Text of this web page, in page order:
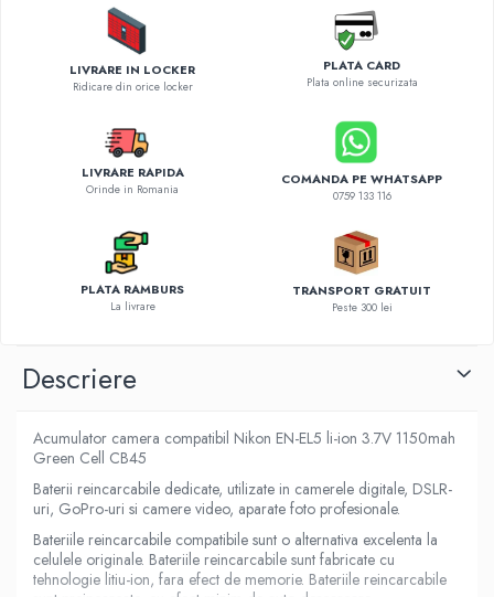
Accesorii auto
Roboti pornire
Carcase protectie NOCO BOOST
Invertoare Auto
Incarcator masina electrica
Aparate de spalat cu presiune
LIVRARE IN LOCKER
Ridicare din orice locker
PLATA CARD
Plata online securizata
LIVRARE RAPIDA
Orinde in Romania
COMANDA PE WHATSAPP
0759 133 116
PLATA RAMBURS
La livrare
TRANSPORT GRATUIT
Peste 300 lei
Descriere
Acumulator camera compatibil Nikon EN-EL5 li-ion 3.7V 1150mah
Green Cell CB45
Baterii reincarcabile dedicate, utilizate in camerele digitale, DSLR-
uri, GoPro-uri si camere video, aparate foto profesionale.
Bateriile reincarcabile compatibile sunt o alternativa excelenta la
celulele originale. Bateriile reincarcabile sunt fabricate cu
tehnologie litiu-ion, fara efect de memorie. Bateriile reincarcabile